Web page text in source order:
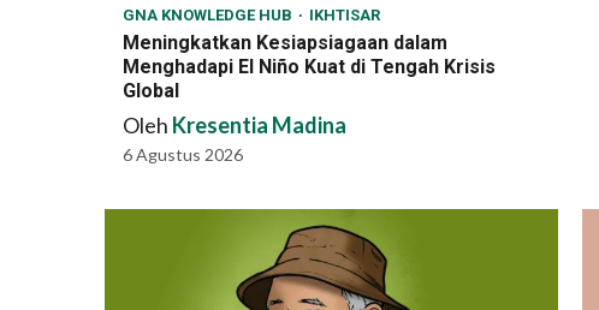
GNA KNOWLEDGE HUB IKHTISAR
Meningkatkan Kesiapsiagaan dalam
Menghadapi El Niño Kuat di Tengah Krisis
Global
Oleh Kresentia Madina
6 Agustus 2026